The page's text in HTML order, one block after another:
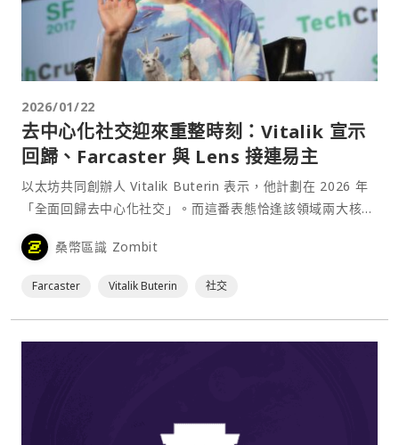
2026/01/22
去中心化社交迎來重整時刻：Vitalik 宣示
回歸、Farcaster 與 Lens 接連易主
以太坊共同創辦人 Vitalik Buterin 表示，他計劃在 2026 年
「全面回歸去中心化社交」。而這番表態恰逢該領域兩大核心
平台 Farcaster 與 Lens Protocol 接連易主，凸顯去中心化
社交生態正處於關鍵轉折期。⋯
桑幣區識 Zombit
Farcaster Vitalik Buterin 社交